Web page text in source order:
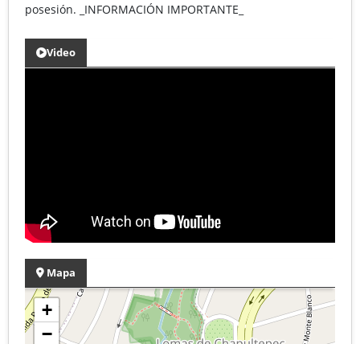
posesión. _INFORMACIÓN IMPORTANTE_
Video
Mapa
+
−